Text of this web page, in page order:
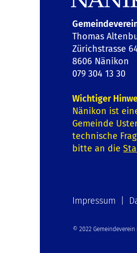
Thomas
Zürichstrasse
8606 Nänikon
079 304 13 30
Wichtiger
Nänikon ist
Gemeinde
technische
bitte an die
Impressum |
© 2022